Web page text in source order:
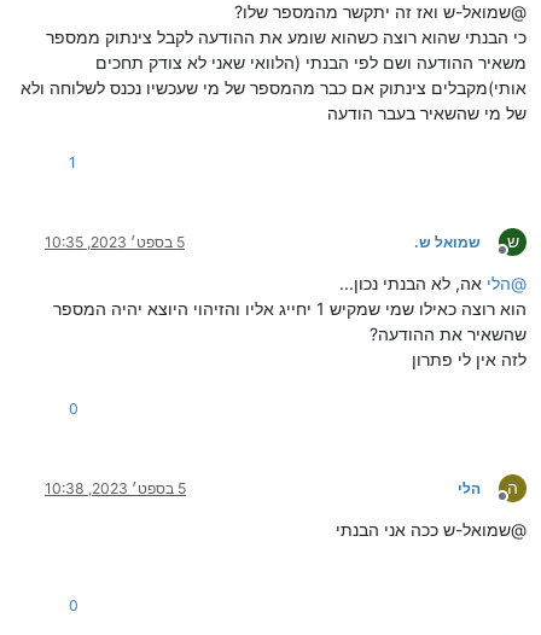
@שמואל-ש ואז זה יתקשר מהמספר שלו?
כי הבנתי שהוא רוצה כשהוא שומע את ההודעה לקבל צינתוק ממספר
משאיר ההודעה ושם לפי הבנתי (הלוואי שאני לא צודק תחכים
אותי)מקבלים צינתוק אם כבר מהמספר של מי שעכשיו נכנס לשלוחה ולא
של מי שהשאיר בעבר הודעה
1
ש
מנותק
שמואל ש. 5 בספט׳ 2023, 10:35
@הלי אה, לא הבנתי נכון...
הוא רוצה כאילו שמי שמקיש 1 יחייג אליו והזיהוי היוצא יהיה המספר
שהשאיר את ההודעה?
לזה אין לי פתרון
0
ה
מנותק
הלי 5 בספט׳ 2023, 10:38
@שמואל-ש ככה אני הבנתי
0